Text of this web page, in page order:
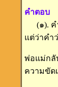
คำตอบ
(๑). คำ
แต่ว่าคำ
พ่อแม่กลั
ความขัด